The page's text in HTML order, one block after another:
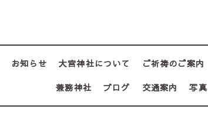
お知らせ 大宮神社について ご祈祷のご案内
兼務神社 ブログ 交通案内 写真